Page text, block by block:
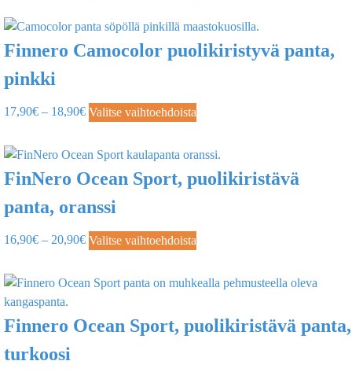
Finnero Camocolor puolikiristyvä panta,
pinkki
17,90€ – 18,90€ Valitse vaihtoehdoista
FinNero Ocean Sport, puolikiristävä
panta, oranssi
16,90€ – 20,90€ Valitse vaihtoehdoista
Finnero Ocean Sport, puolikiristävä panta,
turkoosi